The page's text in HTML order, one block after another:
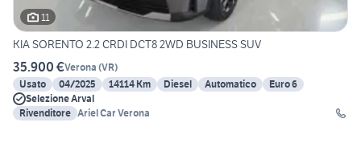
11
KIA SORENTO 2.2 CRDI DCT8 2WD BUSINESS SUV
35.900 €Verona (VR)
Usato
04/2025 14114 Km Diesel Automatico
Euro 6
Selezione Arval
Rivenditore Ariel Car Verona